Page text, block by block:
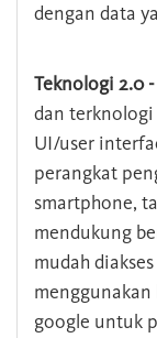
dengan data
Teknologi 2.0
dan terknologi
UI/user
perangkat
smartphone,
mendukung
mudah
menggunakan
google untuk